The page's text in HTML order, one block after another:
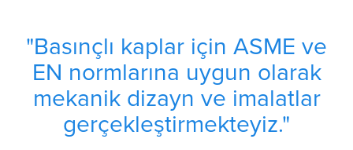
"Basınçlı kaplar için ASME ve
EN normlarına uygun olarak
mekanik dizayn ve imalatlar
gerçekleştirmekteyiz."